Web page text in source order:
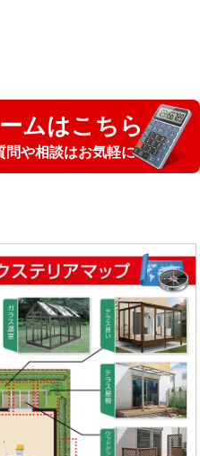
ムはこちら
や相談はお気軽に